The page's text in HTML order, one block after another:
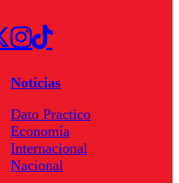
Noticias
Dato Practico
Economía
Internacional
Nacional